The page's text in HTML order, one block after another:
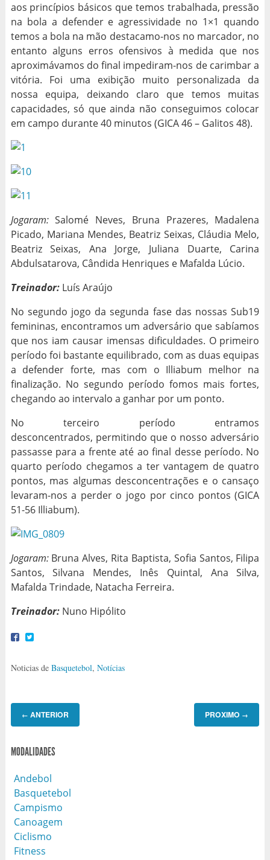
aos princípios básicos que temos trabalhada, pressão
na bola a defender e agressividade no 1×1 quando
temos a bola na mão destacamo-nos no marcador, no
entanto alguns erros ofensivos à medida que nos
aproximávamos do final impediram-nos de carimbar a
vitória. Foi uma exibição muito personalizada da
nossa equipa, deixando claro que temos muitas
capacidades, só que ainda não conseguimos colocar
em campo durante 40 minutos (GICA 46 – Galitos 48).
Jogaram:Salomé Neves, Bruna Prazeres, Madalena
Picado, Mariana Mendes, Beatriz Seixas, Cláudia Melo,
Beatriz Seixas, Ana Jorge, Juliana Duarte, Carina
Abdulsatarova, Cândida Henriques e Mafalda Lúcio.
Treinador:Luís Araújo
No segundo jogo da segunda fase das nossas Sub19
femininas, encontramos um adversário que sabíamos
que nos iam causar imensas dificuldades. O primeiro
período foi bastante equilibrado, com as duas equipas
a defender forte, mas com o Illiabum melhor na
finalização. No segundo período fomos mais fortes,
chegando ao intervalo a ganhar por um ponto.
No terceiro período entramos
desconcentrados, permitindo que o nosso adversário
passasse para a frente até ao final desse período. No
quarto período chegamos a ter vantagem de quatro
pontos, mas algumas desconcentrações e o cansaço
levaram-nos a perder o jogo por cinco pontos (GICA
51-56 Illiabum).
Jogaram:Bruna Alves, Rita Baptista, Sofia Santos, Filipa
Santos, Silvana Mendes, Inês Quintal, Ana Silva,
Mafalda Trindade, Natacha Ferreira.
Treinador:Nuno Hipólito
Noticias de Basquetebol, Notícias
← ANTERIOR PROXIMO →
MODALIDADES
Andebol
Basquetebol
Campismo
Canoagem
Ciclismo
Fitness